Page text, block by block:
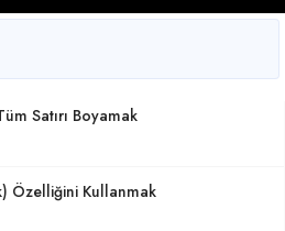
Seçenekleri ile
Satırı Boyamak
Özelliğini Kullanmak